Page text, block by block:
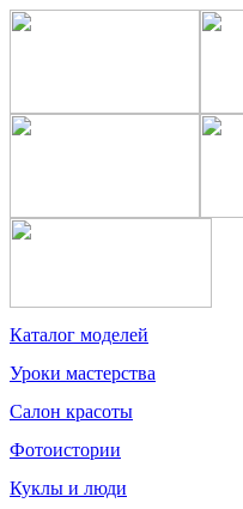
Каталог моделей
Уроки мастерства
Салон красоты
Фотоистории
Куклы и люди